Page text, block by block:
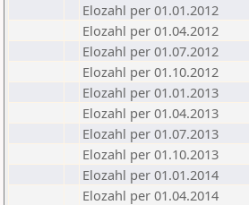
Elozahl per 01.01.2012
Elozahl per 01.04.2012
Elozahl per 01.07.2012
Elozahl per 01.10.2012
Elozahl per 01.01.2013
Elozahl per 01.04.2013
Elozahl per 01.07.2013
Elozahl per 01.10.2013
Elozahl per 01.01.2014
Elozahl per 01.04.2014